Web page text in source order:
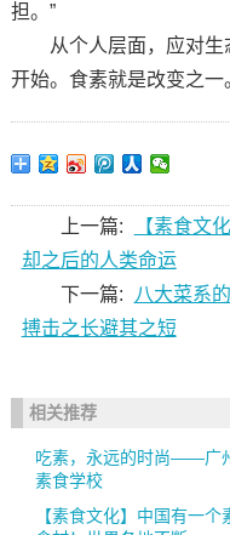
担。”
从个人层面，应对
开始。食素就是改变之一
上一篇:
【素食文
却之后的人类命运
下一篇:
八大菜系
搏击之长避其之短
相关推荐
吃素，永远的时尚——广
素食学校
【素食文化】中国有一个